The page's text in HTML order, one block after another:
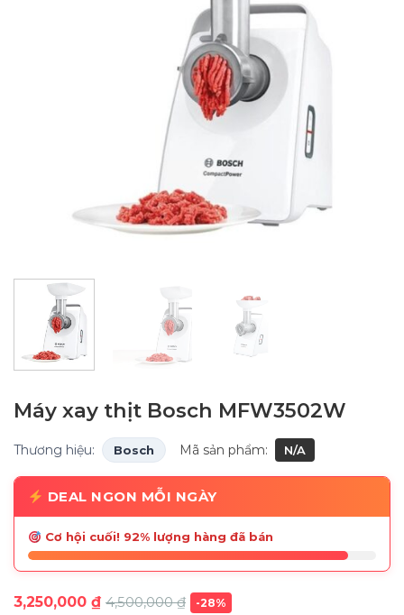
Máy xay thịt Bosch MFW3502W
Thương hiệu: Bosch Mã sản phẩm: N/A
DEAL NGON MỖI NGÀY
Cơ hội cuối! 92% lượng hàng đã bán
3,250,000 ₫ 4,500,000₫ -28%